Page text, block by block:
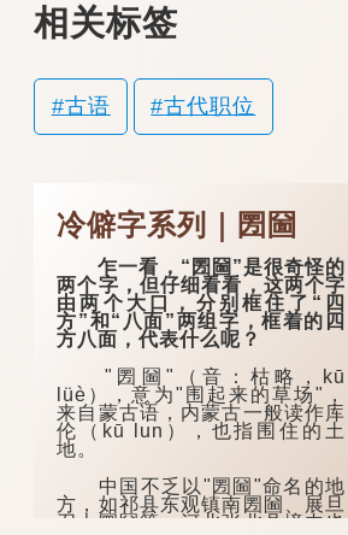
相关标签
古语 古代职位
冷僻字系列｜圐圙
乍一看，“圐圙”是很奇怪的
两个字，但仔细看看，这两个字
由两个大口，分别框住了“四
方”和“八面”两组字，框着的四
方八面，代表什么呢？
"圐圙"（音：枯略，kū
lüè），意为"围起来的草场"，
来自蒙古语，内蒙古一般读作库
伦（kū lun），也指围住的土
地。
中国不乏以"圐圙"命名的地
方，如祁县东观镇南圐圙、展旦
召大圐圙等；河北张北县境内也